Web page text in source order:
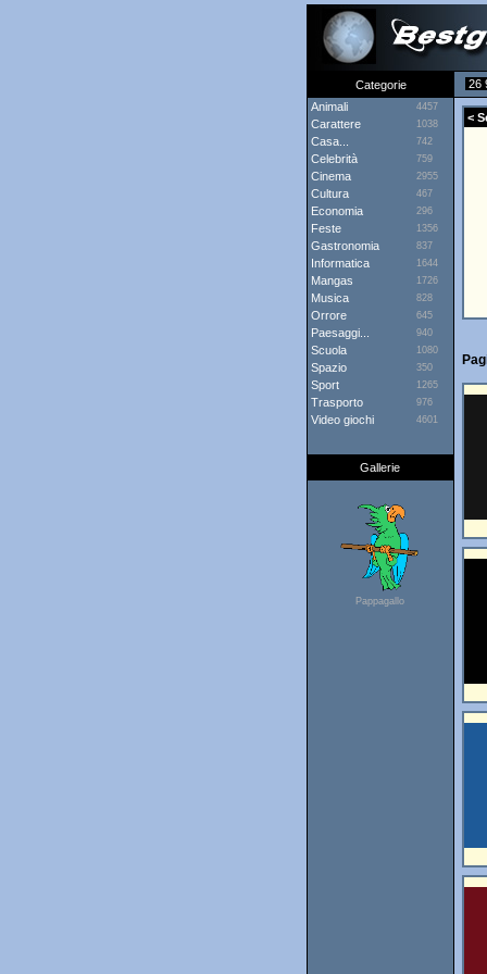
Categorie
26
Animali
4457
Carattere 1038
Casa... 742
Celebrità 759
Cinema 2955
Cultura 467
Economia 296
Feste 1356
Gastronomia 837
Informatica 1644
Mangas 1726
Musica 828
Orrore 645
Paesaggi... 940
Scuola 1080
Spazio 350
Sport 1265
Trasporto 976
Video giochi 4601
Gallerie
Pappagallo
<